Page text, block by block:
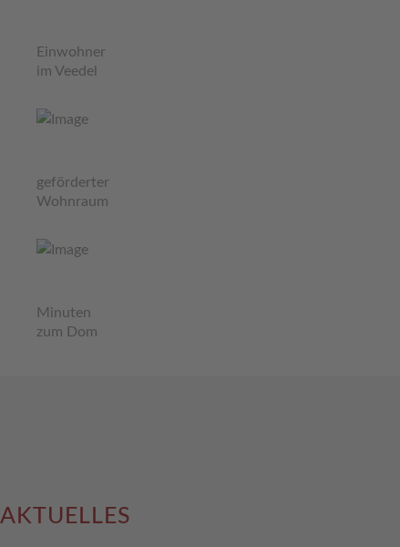
Einwohner
im Veedel
geförderter
Wohnraum
Minuten
zum Dom
AKTUELLES